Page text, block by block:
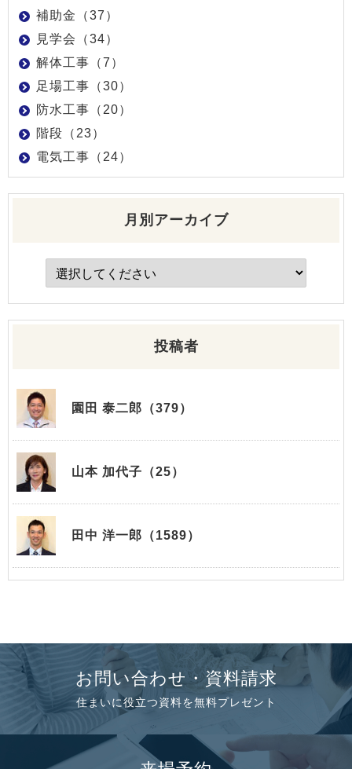
補助金（37）
見学会（34）
解体工事（7）
足場工事（30）
防水工事（20）
階段（23）
電気工事（24）
月別アーカイブ
投稿者
園田 泰二郎（379）
山本 加代子（25）
田中 洋一郎（1589）
お問い合わせ・資料請求
住まいに役立つ資料を無料プレゼント